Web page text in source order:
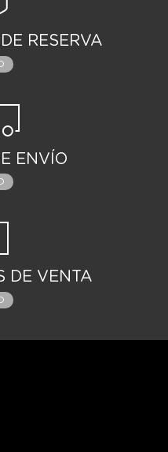
RESERVA
ENVÍO
DE VENTA